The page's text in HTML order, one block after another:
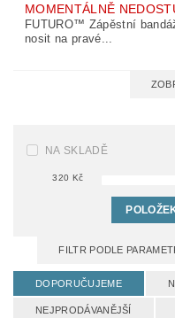
MOMENTÁLNĚ
FUTURO™ Zápěstní
nosit na pravé...
NA SKLADĚ
320 Kč
FILTR PODLE
DOPORUČUJEME
NEJPRODÁVANĚJŠÍ